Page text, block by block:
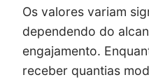
Os valores variam
dependendo do
engajamento.
receber quantias